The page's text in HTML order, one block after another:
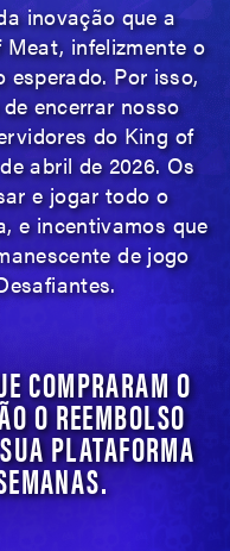
inovação que a
infelizmente o
Por isso,
encerrar nosso
do King of
abril de 2026. Os
e jogar todo o
e incentivamos que
de jogo
COMPRARAM O
O REEMBOLSO
PLATAFORMA